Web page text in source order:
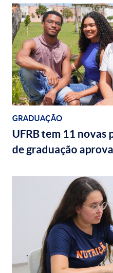
GRADUAÇÃO
UFRB tem 11 novas
de graduação